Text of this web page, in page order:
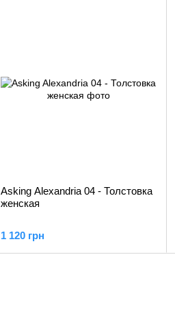
Asking Alexandria 04 - Толстовка
женская
1 120 грн